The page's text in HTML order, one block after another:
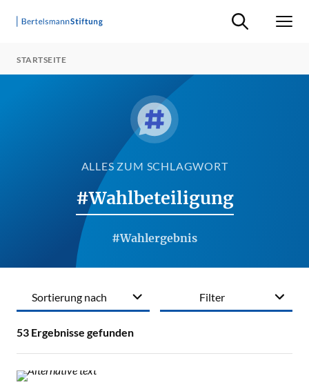
Suche ein-/
STARTSEITE
ALLES ZUM SCHLAGWORT
#Wahlbeteiligung
#Wahlergebnis
Filter
53 Ergebnisse gefunden
Sortierung nach